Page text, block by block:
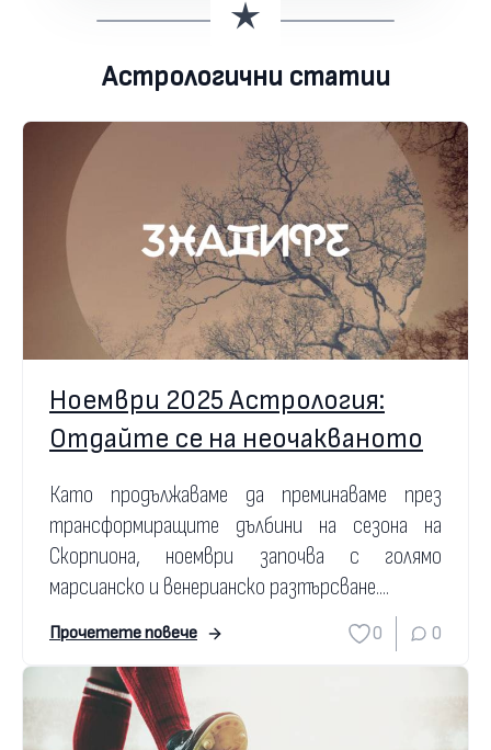
Астрологични статии
Ноември 2025 Астрология:
Отдайте се на неочакваното
Като продължаваме да преминаваме през
трансформиращите дълбини на сезона на
Скорпиона, ноември започва с голямо
марсианско и венерианско разтърсване....
Прочетете повече 0 0